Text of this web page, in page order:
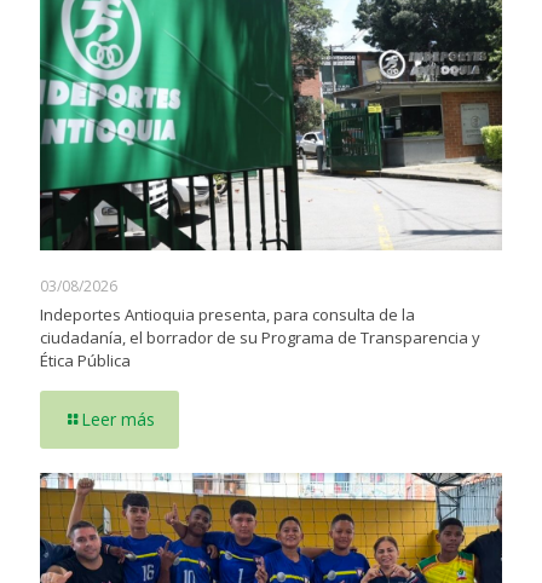
03/08/2026
Indeportes Antioquia presenta, para consulta de la
ciudadanía, el borrador de su Programa de Transparencia y
Ética Pública
Leer más